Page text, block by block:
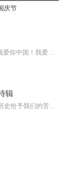
庆节
辑